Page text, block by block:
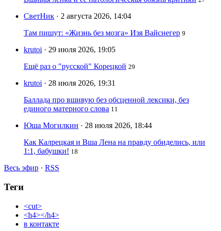
СветНик · 2 августа 2026, 14:04
Там пишут: «Жизнь без мозга» Изя Вайснегер 9
krutoi · 29 июля 2026, 19:05
Ещё раз о "русской" Корецкой 29
krutoi · 28 июля 2026, 19:31
Баллада про вшивую без обсценной лексики, без
единого матерного слова 11
Юша Могилкин · 28 июля 2026, 18:44
Как Калрецкая и Вша Лена на правду обиделись, или
1:1, бабушки! 18
Весь эфир · RSS
Теги
<cut>
<h4></h4>
в контакте